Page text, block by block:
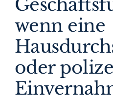
Erfolge
Rechtsinformationen
Kosten
wenn eine
oder